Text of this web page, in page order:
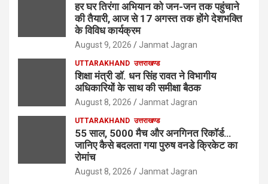
हर घर तिरंगा अभियान को जन-जन तक पहुंचाने
की तैयारी, आज से 17 अगस्त तक होंगे देशभक्ति
के विविध कार्यक्रम
August 9, 2026 Janmat Jagran
UTTARAKHAND उत्तराखण्ड
शिक्षा मंत्री डॉ. धन सिंह रावत ने विभागीय
अधिकारियों के साथ की समीक्षा बैठक
August 8, 2026 Janmat Jagran
UTTARAKHAND उत्तराखण्ड
55 साल, 5000 मैच और अनगिनत रिकॉर्ड…
जानिए कैसे बदलता गया पुरुष वनडे क्रिकेट का
रोमांच
August 8, 2026 Janmat Jagran